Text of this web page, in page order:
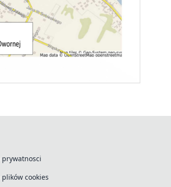
prywatnosci
plików cookies